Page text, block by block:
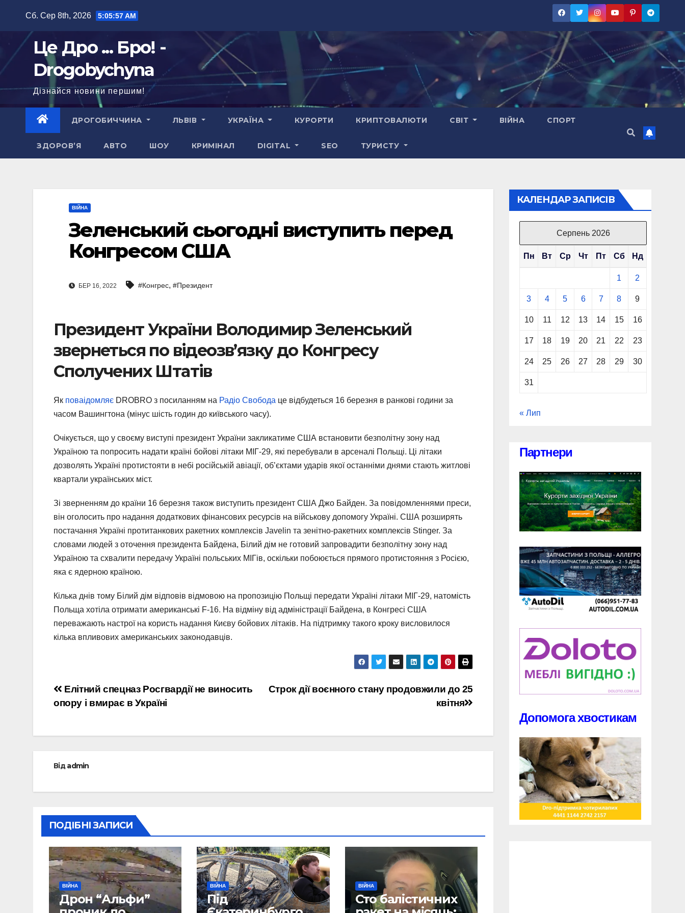
Сб. Сер 8th, 2026 5:05:57 AM
Це Дро ... Бро! -
Drogobychyna
Дізнайся новини першим!
ДРОГОБИЧЧИНА ЛЬВІВ УКРАЇНА КУРОРТИ КРИПТОВАЛЮТИ СВІТ ВІЙНА СПОРТ
ЗДОРОВ’Я АВТО ШОУ КРИМІНАЛ DIGITAL SEO ТУРИСТУ
ВІЙНА
Зеленський сьогодні виступить перед
Конгресом США
БЕР 16, 2022 #Конгрес, #Президент
Президент України Володимир Зеленський
звернеться по відеозвʼязку до Конгресу
Сполучених Штатів
Як поваідомляє DROBRO з посиланням на Радіо Свобода це відбудеться 16 березня в ранкові години за
часом Вашингтона (мінус шість годин до київського часу).
Очікується, що у своєму виступі президент України закликатиме США встановити безполітну зону над
Україною та попросить надати країні бойові літаки МІГ-29, які перебували в арсеналі Польщі. Ці літаки
дозволять Україні протистояти в небі російській авіації, обʼєктами ударів якої останніми днями стають житлові
квартали українських міст.
Зі зверненням до країни 16 березня також виступить президент США Джо Байден. За повідомленнями преси,
він оголосить про надання додаткових фінансових ресурсів на військову допомогу Україні. США розширять
постачання Україні протитанкових ракетних комплексів Javelin та зенітно-ракетних комплексів Stinger. За
словами людей з оточення президента Байдена, Білий дім не готовий запровадити безполітну зону над
Україною та схвалити передачу Україні польських МІГів, оскільки побоюється прямого протистояння з Росією,
яка є ядерною країною.
Кілька днів тому Білий дім відповів відмовою на пропозицію Польщі передати Україні літаки МІГ-29, натомість
Польща хотіла отримати американські F-16. На відміну від адміністрації Байдена, в Конгресі США
переважають настрої на користь надання Києву бойових літаків. На підтримку такого кроку висловилося
кілька впливових американських законодавців.
Навігація
записів
Строк дії воєнного стану продовжили до 25
квітня
Елітний спецназ Росгвардії не виносить
опору і вмирає в Україні
Відadmin
ПОДІБНІ ЗАПИСИ
ВІЙНА
Дрон “Альфи”
ВІЙНА
Під
ВІЙНА
Сто балістичних
КАЛЕНДАР ЗАПИСІВ
Серпень 2026
Пн Вт Ср Чт Пт Сб Нд
1 2
3 4 5 6 7 8 9
10 11 12 13 14 15 16
17 18 19 20 21 22 23
24 25 26 27 28 29 30
31
« Лип
Партнери
Допомога хвостикам